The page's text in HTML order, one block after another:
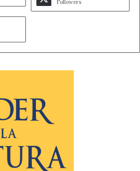
Followers